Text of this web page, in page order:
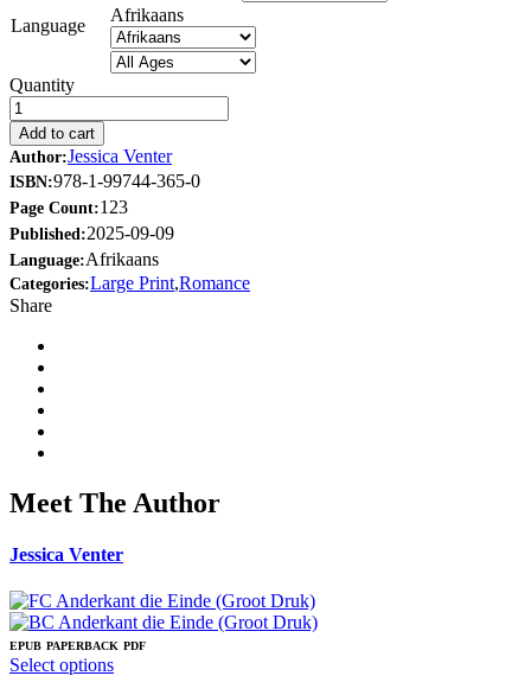
Language
Afrikaans
Quantity
Add to cart
Author:Jessica Venter
ISBN:978-1-99744-365-0
Page Count:123
Published:2025-09-09
Language:Afrikaans
Categories:Large Print,Romance
Share
Meet The Author
Jessica Venter
EPUB PAPERBACK PDF
Select optionsThis